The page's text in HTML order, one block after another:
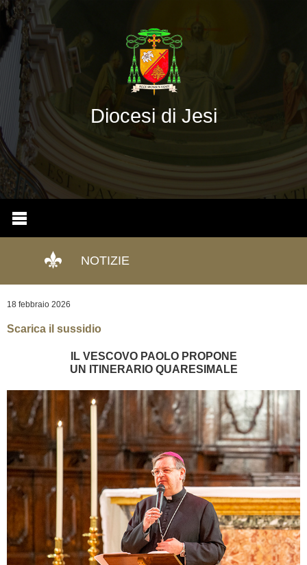
Diocesi di Jesi
NOTIZIE
18 febbraio 2026
Scarica il sussidio
IL VESCOVO PAOLO PROPONE
UN ITINERARIO QUARESIMALE